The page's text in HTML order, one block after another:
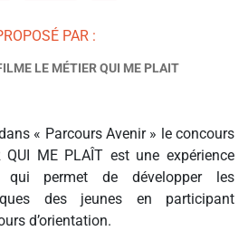
PAR :
LE MÉTIER QUI ME PLAIT
« Parcours Avenir » le concours
QUI ME PLAÎT est une expérience
qui permet de développer les
des jeunes en participant
d’orientation.